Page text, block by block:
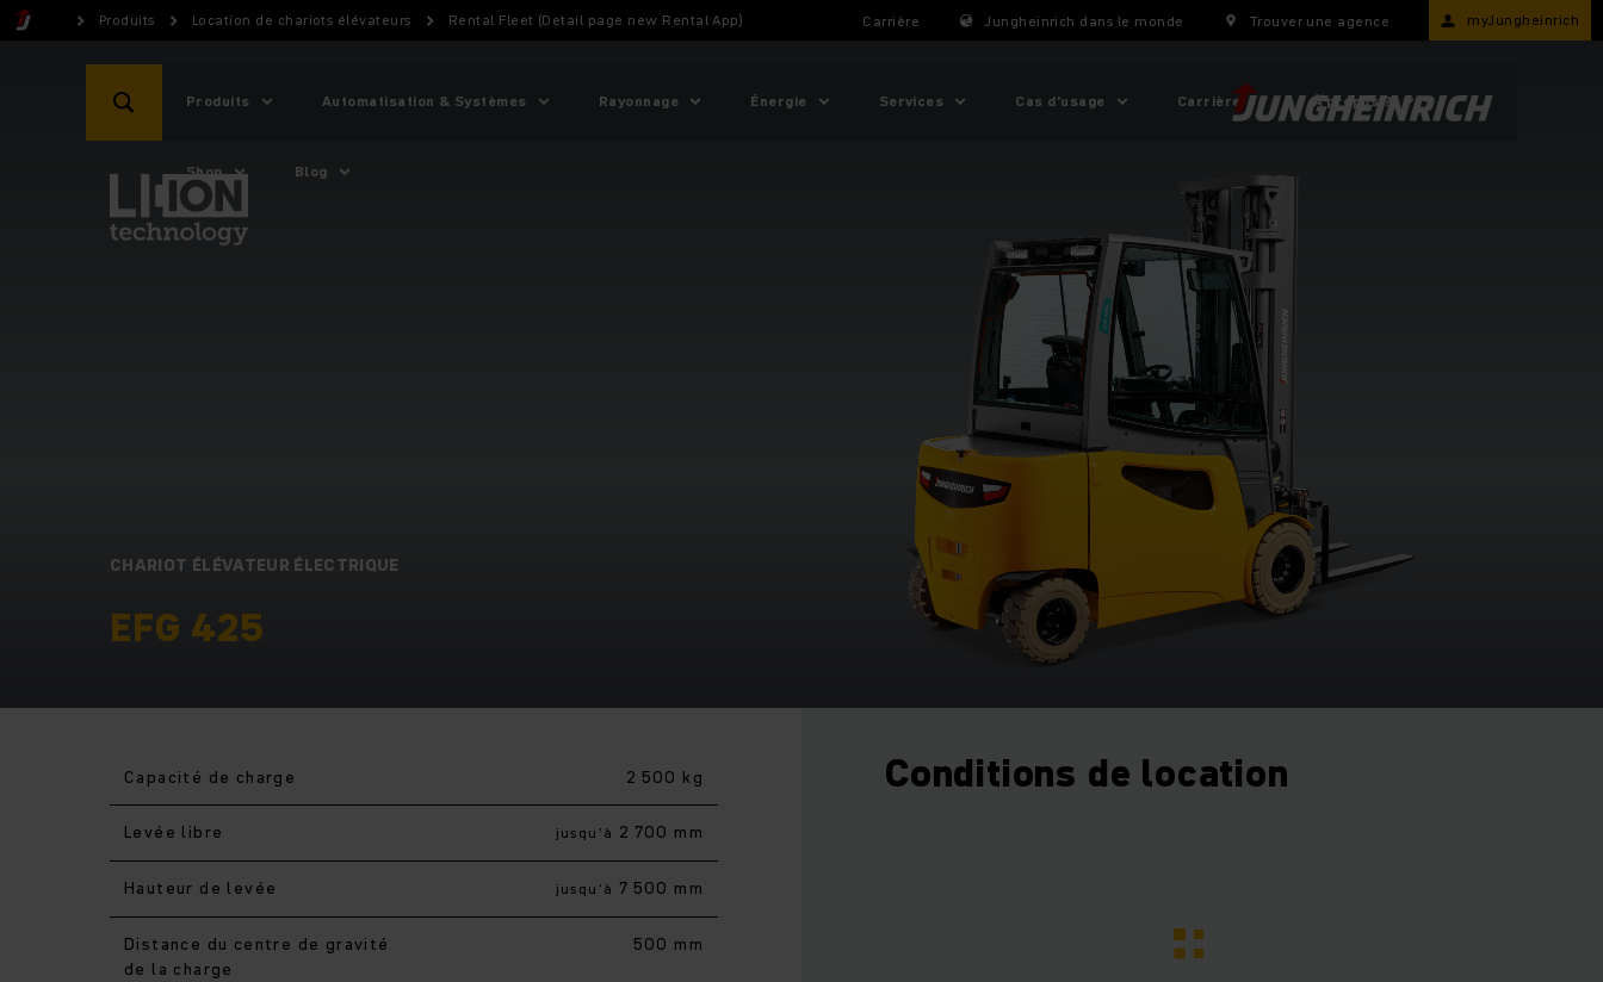
Produits Location de chariots élévateurs Rental Fleet (Detail page new Rental App) Carrière Jungheinrich dans le monde Trouver une agence myJungheinrich
Produits Automatisation & Systèmes Rayonnage Énergie Services Cas d'usage Carrière À propos ?
Shop Blog
CHARIOT ÉLÉVATEUR ÉLECTRIQUE
EFG 425
Capacité de charge 2 500 kg
Levée libre jusqu’à 2 700 mm
Hauteur de levée jusqu’à 7 500 mm
Distance du centre de gravité
de la charge
500 mm
Conditions de location